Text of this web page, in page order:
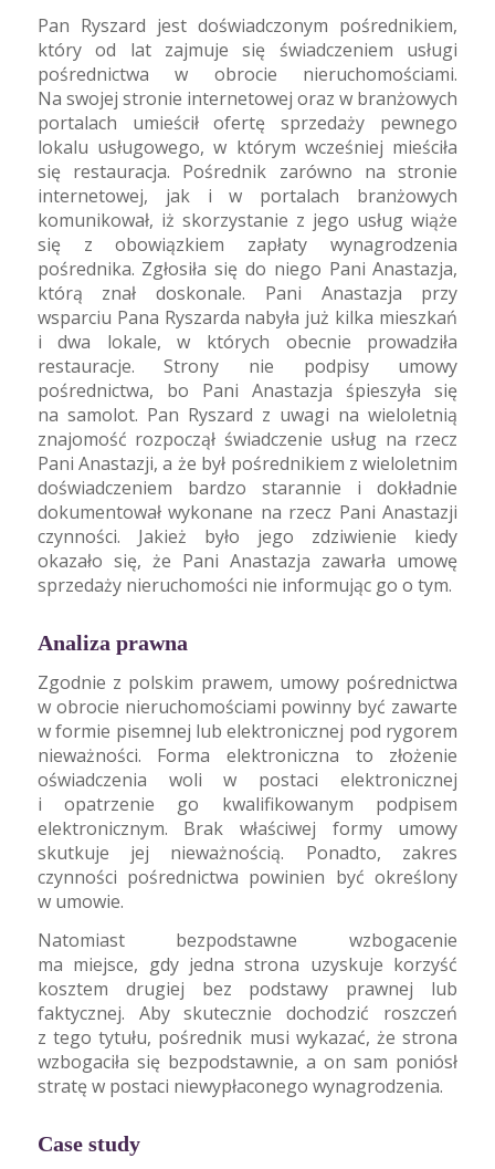
Pan Ryszard jest doświadczonym pośrednikiem,
który od lat zajmuje się świadczeniem usługi
pośrednictwa w obrocie nieruchomościami.
Na swojej stronie internetowej oraz w branżowych
portalach umieścił ofertę sprzedaży pewnego
lokalu usługowego, w którym wcześniej mieściła
się restauracja. Pośrednik zarówno na stronie
internetowej, jak i w portalach branżowych
komunikował, iż skorzystanie z jego usług wiąże
się z obowiązkiem zapłaty wynagrodzenia
pośrednika. Zgłosiła się do niego Pani Anastazja,
którą znał doskonale. Pani Anastazja przy
wsparciu Pana Ryszarda nabyła już kilka mieszkań
i dwa lokale, w których obecnie prowadziła
restauracje. Strony nie podpisy umowy
pośrednictwa, bo Pani Anastazja śpieszyła się
na samolot. Pan Ryszard z uwagi na wieloletnią
znajomość rozpoczął świadczenie usług na rzecz
Pani Anastazji, a że był pośrednikiem z wieloletnim
doświadczeniem bardzo starannie i dokładnie
dokumentował wykonane na rzecz Pani Anastazji
czynności. Jakież było jego zdziwienie kiedy
okazało się, że Pani Anastazja zawarła umowę
sprzedaży nieruchomości nie informując go o tym.
Analiza prawna
Zgodnie z polskim prawem, umowy pośrednictwa
w obrocie nieruchomościami powinny być zawarte
w formie pisemnej lub elektronicznej pod rygorem
nieważności. Forma elektroniczna to złożenie
oświadczenia woli w postaci elektronicznej
i opatrzenie go kwalifikowanym podpisem
elektronicznym. Brak właściwej formy umowy
skutkuje jej nieważnością. Ponadto, zakres
czynności pośrednictwa powinien być określony
w umowie.
Natomiast bezpodstawne wzbogacenie
ma miejsce, gdy jedna strona uzyskuje korzyść
kosztem drugiej bez podstawy prawnej lub
faktycznej. Aby skutecznie dochodzić roszczeń
z tego tytułu, pośrednik musi wykazać, że strona
wzbogaciła się bezpodstawnie, a on sam poniósł
stratę w postaci niewypłaconego wynagrodzenia.
Case study